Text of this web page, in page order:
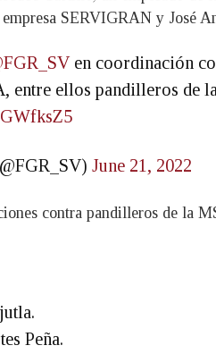
SERVIGRAN y José
en coordinación
ellos pandilleros de
June 21, 2022
contra pandilleros de la
Peña.